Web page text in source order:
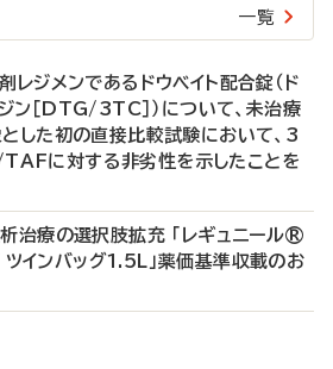
一覧
レジメンであるドウベイト配合錠（ド
ン［DTG/3TC］）について、未治療
した初の直接比較試験において、3
に対する非劣性を示したことを
治療の選択肢拡充 「レギュニール®
インバッグ1.5L」薬価基準収載のお